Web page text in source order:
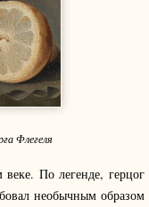
Флегеля
По легенде, герцог
необычным образом